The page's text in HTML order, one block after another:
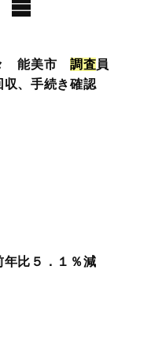
能美市 調査員
、手続き確認
比５．１％減